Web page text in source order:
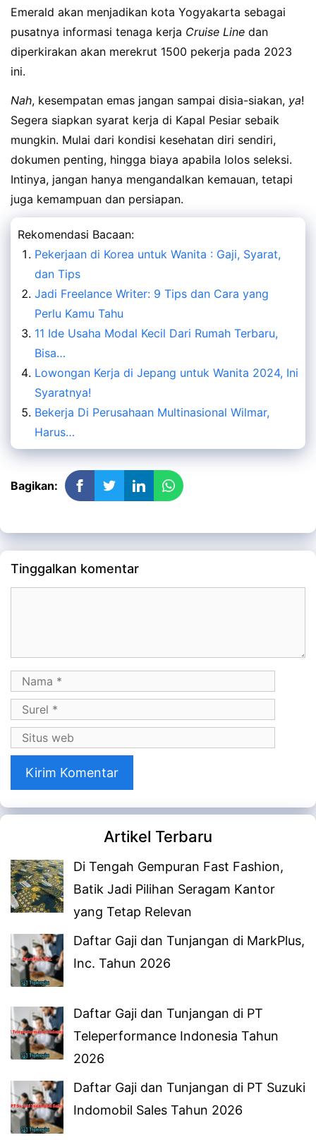
Emerald akan menjadikan kota Yogyakarta sebagai
pusatnya informasi tenaga kerja Cruise Line dan
diperkirakan akan merekrut 1500 pekerja pada 2023
ini.
Nah, kesempatan emas jangan sampai disia-siakan, ya!
Segera siapkan syarat kerja di Kapal Pesiar sebaik
mungkin. Mulai dari kondisi kesehatan diri sendiri,
dokumen penting, hingga biaya apabila lolos seleksi.
Intinya, jangan hanya mengandalkan kemauan, tetapi
juga kemampuan dan persiapan.
Rekomendasi Bacaan:
Pekerjaan di Korea untuk Wanita : Gaji, Syarat,
dan Tips
Jadi Freelance Writer: 9 Tips dan Cara yang
Perlu Kamu Tahu
11 Ide Usaha Modal Kecil Dari Rumah Terbaru,
Bisa…
Lowongan Kerja di Jepang untuk Wanita 2024, Ini
Syaratnya!
Bekerja Di Perusahaan Multinasional Wilmar,
Harus…
Bagikan:
Tinggalkan komentar
Nama
Surel
Situs
web
Artikel Terbaru
Di Tengah Gempuran Fast Fashion,
Batik Jadi Pilihan Seragam Kantor
yang Tetap Relevan
Daftar Gaji dan Tunjangan di MarkPlus,
Inc. Tahun 2026
Daftar Gaji dan Tunjangan di PT
Teleperformance Indonesia Tahun
2026
Daftar Gaji dan Tunjangan di PT Suzuki
Indomobil Sales Tahun 2026